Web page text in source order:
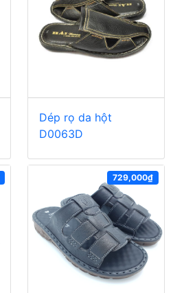
Dép rọ da hột
D0063D
729,000₫